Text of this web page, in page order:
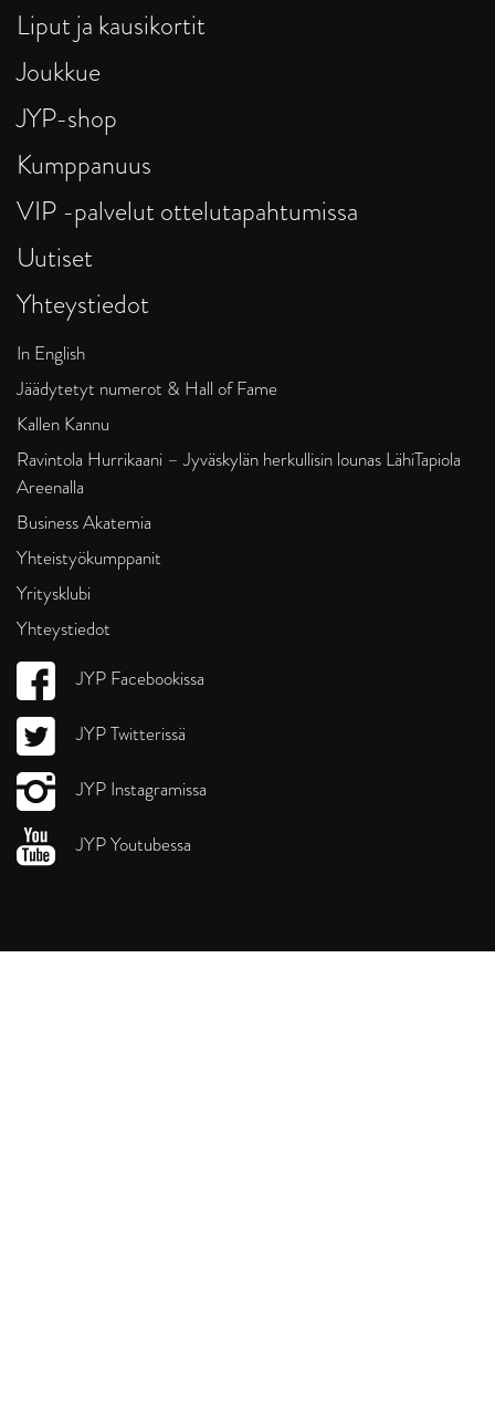
Liput ja kausikortit
Joukkue
JYP-shop
Kumppanuus
VIP -palvelut ottelutapahtumissa
Uutiset
Yhteystiedot
In English
Jäädytetyt numerot & Hall of Fame
Kallen Kannu
Ravintola Hurrikaani – Jyväskylän herkullisin lounas LähiTapiola
Areenalla
Business Akatemia
Yhteistyökumppanit
Yritysklubi
Yhteystiedot
JYP Facebookissa
JYP Twitterissä
JYP Instagramissa
JYP Youtubessa